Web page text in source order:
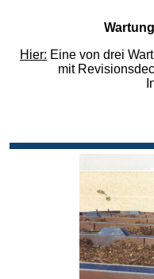
Hier: Eine von drei
mit